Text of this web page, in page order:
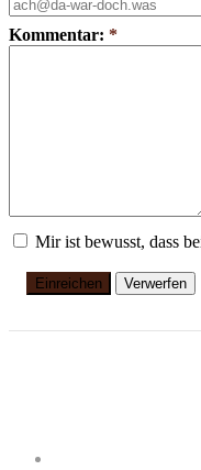
Kommentar: *
Mir ist bewusst, dass
Einreichen Verwerfen